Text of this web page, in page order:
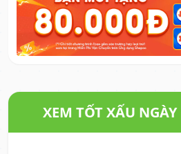
XEM TỐT XẤU